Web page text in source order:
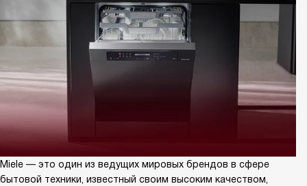
Miele — это один из ведущих мировых брендов в сфере
бытовой техники, известный своим высоким качеством,